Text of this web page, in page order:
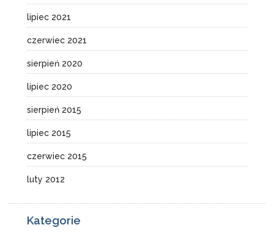
lipiec 2021
czerwiec 2021
sierpień 2020
lipiec 2020
sierpień 2015
lipiec 2015
czerwiec 2015
luty 2012
Kategorie